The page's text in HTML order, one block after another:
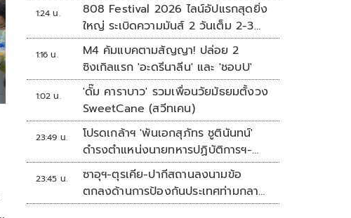
1:24 น.
808 Festival 2026 ไลน์อัปแรกสุดยิ่ง
ใหญ่ ระเบิดความมันส์ 2 วันเต็ม 2-3
ต.ค.นี้
1:16 น.
M4 คัมแบคตามสัญญา! ปล่อย 2
ซิงเกิลแรก 'อะดรีนาลีน' และ 'ชอบU'
1:02 น.
'ดั๊ม คาราบาว' รวมเพื่อนวัยมัธยมตั้งวง
SweetCane (สวีทเคน)
23:49 น.
โปรดเกล้าฯ 'พันเอกสุภัทร ชูตินันทน์'
ดำรงตำแหน่งนายทหารปฏิบัติการฯ-
พระราชทานยศ 'พลตรี'
23:45 น.
ซาอุฯ-ตุรเคีย-ปากีสถานลงนามข้อ
ตกลงด้านการป้องกันประเทศท่ามกลาง
สงครามในภูมิภาค